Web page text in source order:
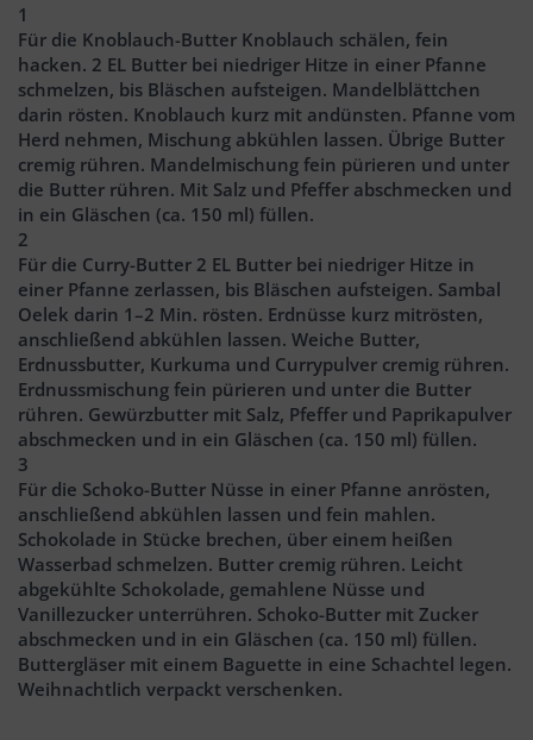
1
Für die Knoblauch-Butter Knoblauch schälen, fein
hacken. 2 EL Butter bei niedriger Hitze in einer Pfanne
schmelzen, bis Bläschen aufsteigen. Mandelblättchen
darin rösten. Knoblauch kurz mit andünsten. Pfanne vom
Herd nehmen, Mischung abkühlen lassen. Übrige Butter
cremig rühren. Mandelmischung fein pürieren und unter
die Butter rühren. Mit Salz und Pfeffer abschmecken und
in ein Gläschen (ca. 150 ml) füllen.
2
Für die Curry-Butter 2 EL Butter bei niedriger Hitze in
einer Pfanne zerlassen, bis Bläschen aufsteigen. Sambal
Oelek darin 1–2 Min. rösten. Erdnüsse kurz mitrösten,
anschließend abkühlen lassen. Weiche Butter,
Erdnussbutter, Kurkuma und Currypulver cremig rühren.
Erdnussmischung fein pürieren und unter die Butter
rühren. Gewürzbutter mit Salz, Pfeffer und Paprikapulver
abschmecken und in ein Gläschen (ca. 150 ml) füllen.
3
Für die Schoko-Butter Nüsse in einer Pfanne anrösten,
anschließend abkühlen lassen und fein mahlen.
Schokolade in Stücke brechen, über einem heißen
Wasserbad schmelzen. Butter cremig rühren. Leicht
abgekühlte Schokolade, gemahlene Nüsse und
Vanillezucker unterrühren. Schoko-Butter mit Zucker
abschmecken und in ein Gläschen (ca. 150 ml) füllen.
Buttergläser mit einem Baguette in eine Schachtel legen.
Weihnachtlich verpackt verschenken.